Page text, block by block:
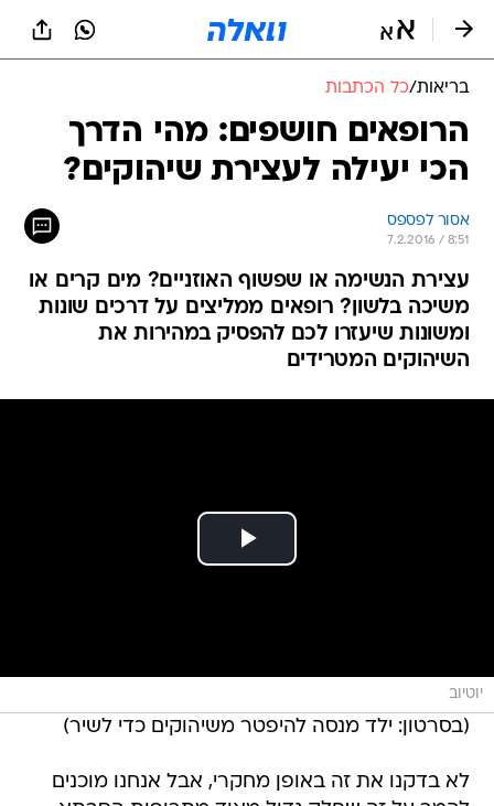
בריאות/כל הכתבות
הרופאים חושפים: מהי הדרך
הכי יעילה לעצירת שיהוקים?
אסור לפספס
7.2.2016 / 8:51
עצירת הנשימה או שפשוף האוזניים? מים קרים או
משיכה בלשון? רופאים ממליצים על דרכים שונות
ומשונות שיעזרו לכם להפסיק במהירות את
השיהוקים המטרידים
יוטיוב
(בסרטון: ילד מנסה להיפטר משיהוקים כדי לשיר)
לא בדקנו את זה באופן מחקרי, אבל אנחנו מוכנים